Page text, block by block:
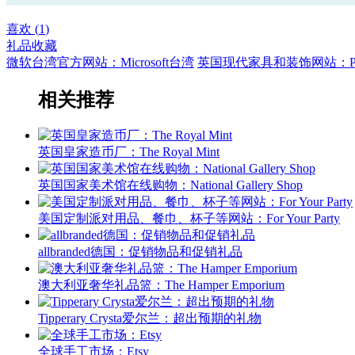
喜欢 (1)
礼品收藏
微软台湾官方网站：Microsoft台湾 英国现代家具和装饰网站：
相关推荐
英国皇家造币厂：The Royal Mint
英国国家美术馆在线购物：National Gallery Shop
美国定制派对用品、餐巾、杯子等网站：For Your Party
allbranded德国：促销物品和促销礼品
澳大利亚奢华礼品篮：The Hamper Emporium
Tipperary Crysta爱尔兰：超出预期的礼物
全球手工市场：Etsy